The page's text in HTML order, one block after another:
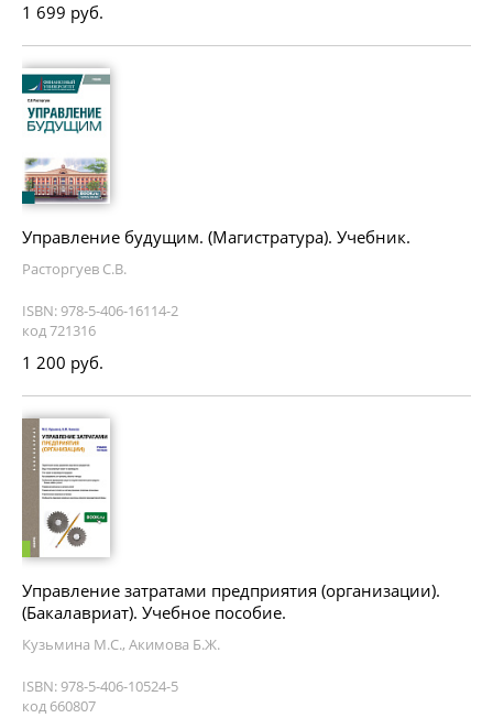
1 699 руб.
Управление будущим. (Магистратура). Учебник.
Расторгуев С.В.
ISBN: 978-5-406-16114-2
код 721316
1 200 руб.
Управление затратами предприятия (организации).
(Бакалавриат). Учебное пособие.
Кузьмина М.С., Акимова Б.Ж.
ISBN: 978-5-406-10524-5
код 660807